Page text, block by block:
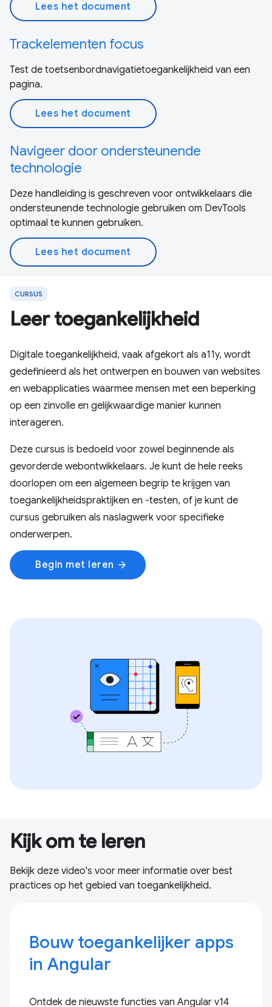
Lees het document
Trackelementen focus
Test de toetsenbordnavigatietoegankelijkheid van een
pagina.
Lees het document
Navigeer door ondersteunende
technologie
Deze handleiding is geschreven voor ontwikkelaars die
ondersteunende technologie gebruiken om DevTools
optimaal te kunnen gebruiken.
Lees het document
CURSUS
Leer toegankelijkheid
Digitale toegankelijkheid, vaak afgekort als a11y, wordt
gedefinieerd als het ontwerpen en bouwen van websites
en webapplicaties waarmee mensen met een beperking
op een zinvolle en gelijkwaardige manier kunnen
interageren.
Deze cursus is bedoeld voor zowel beginnende als
gevorderde webontwikkelaars. Je kunt de hele reeks
doorlopen om een ​​algemeen begrip te krijgen van
toegankelijkheidspraktijken en -testen, of je kunt de
cursus gebruiken als naslagwerk voor specifieke
onderwerpen.
Begin met leren arrow_forward
Kijk om te leren
Bekijk deze video's voor meer informatie over best
practices op het gebied van toegankelijkheid.
Bouw toegankelijker apps
in Angular
Ontdek de nieuwste functies van Angular v14